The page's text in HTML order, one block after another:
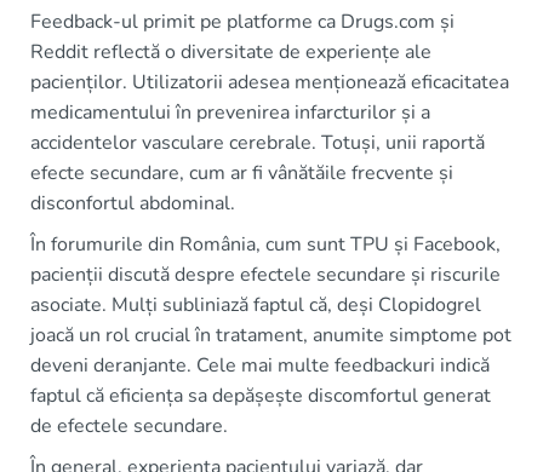
Feedback-ul primit pe platforme ca Drugs.com și
Reddit reflectă o diversitate de experiențe ale
pacienților. Utilizatorii adesea menționează eficacitatea
medicamentului în prevenirea infarcturilor și a
accidentelor vasculare cerebrale. Totuși, unii raportă
efecte secundare, cum ar fi vânătăile frecvente și
disconfortul abdominal.
În forumurile din România, cum sunt TPU și Facebook,
pacienții discută despre efectele secundare și riscurile
asociate. Mulți subliniază faptul că, deși Clopidogrel
joacă un rol crucial în tratament, anumite simptome pot
deveni deranjante. Cele mai multe feedbackuri indică
faptul că eficiența sa depășește discomfortul generat
de efectele secundare.